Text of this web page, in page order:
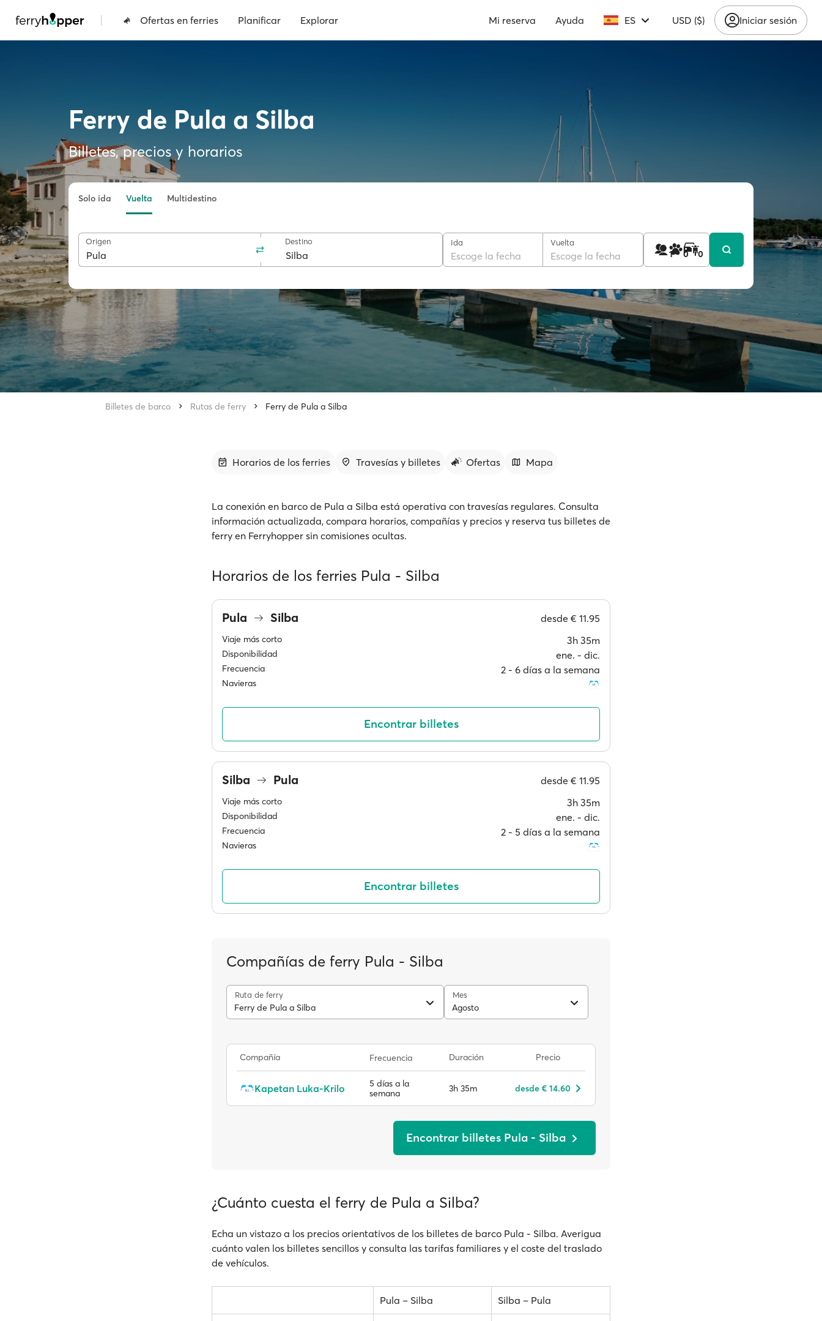
| Ofertas en ferries Planificar Explorar Mi reserva Ayuda ES USD ($) Iniciar sesión
Ferry de Pula a Silba
Billetes, precios y horarios
Solo ida Vuelta Multidestino
Origen Destino Ida
Escoge la fecha
Vuelta
Escoge la fecha 1 0 0
Billetes de barco Rutas de ferry Ferry de Pula a Silba
Horarios de los ferries Travesías y billetes Ofertas Mapa
La conexión en barco de Pula a Silba está operativa con travesías regulares. Consulta
información actualizada, compara horarios, compañías y precios y reserva tus billetes de
ferry en Ferryhopper sin comisiones ocultas.
Horarios de los ferries Pula - Silba
Pula Silba desde € 11.95
Viaje más corto 3h 35m
Disponibilidad ene. ‐ dic.
Frecuencia 2 ‐ 6 días a la semana
Navieras
Encontrar billetes
Silba Pula desde € 11.95
Viaje más corto 3h 35m
Disponibilidad ene. ‐ dic.
Frecuencia 2 ‐ 5 días a la semana
Navieras
Encontrar billetes
Compañías de ferry Pula - Silba
Ruta de ferry
Ferry de Pula a Silba
Mes
Agosto
Compañía Frecuencia Duración Precio
Kapetan Luka-Krilo
5 días a la
semana
3h 35m desde € 14.60
Encontrar billetes Pula - Silba
¿Cuánto cuesta el ferry de Pula a Silba?
Echa un vistazo a los precios orientativos de los billetes de barco Pula - Silba. Averigua
cuánto valen los billetes sencillos y consulta las tarifas familiares y el coste del traslado
de vehículos.
Pula – Silba Silba – Pula